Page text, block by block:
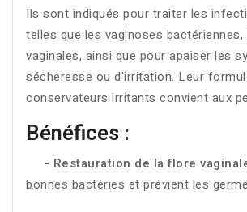
Ils sont indiqués pour traiter les
telles que les vaginoses
vaginales, ainsi que pour apaiser les
sécheresse ou d'irritation. Leur
conservateurs irritants convient aux
Bénéfices :
- Restauration de la flore
bonnes bactéries et prévient les